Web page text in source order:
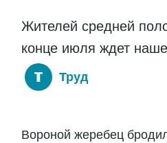
Жителей средней
конце июля ждет
Труд
Вороной жеребец